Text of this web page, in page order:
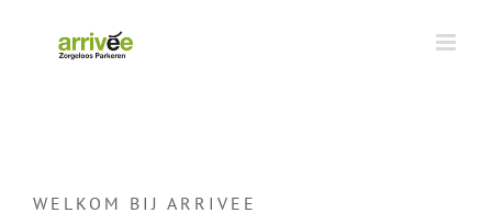
WELKOM BIJ ARRIVEE